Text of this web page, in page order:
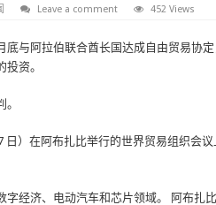
Leave a comment 452 Views
与阿拉伯联合酋长国达成自由贸易协
资。
日）在阿布扎比举行的世界贸易组织会
经济、电动汽车和芯片领域。 阿布扎